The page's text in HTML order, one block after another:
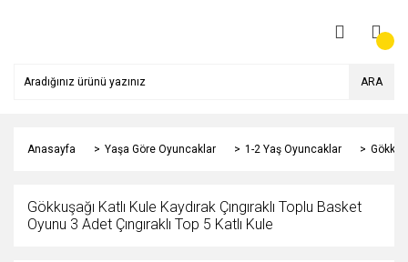
ARA
Anasayfa Yaşa Göre Oyuncaklar 1-2 Yaş Oyuncaklar
Gökkuşağı Katlı Kule Kaydırak Çıngıraklı Toplu Basket
Oyunu 3 Adet Çıngıraklı Top 5 Katlı Kule